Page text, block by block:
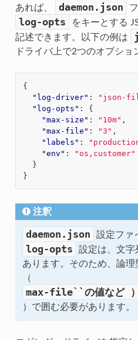
あれば、
daemon.json
log-opts
をキーとする
記述できます。以下の例は
ドライバ上で2つのオプショ
{
"log-driver" : "json-
"log-opts" :
{
"max-size" : "10m" ,
"max-file" : "3" ,
"labels" :
"env" :
"os,customer"
}
}
注釈
daemon.json 設定ファ
log-opts
設定は、文字
あります。そのため、論
（
max-file``の値など
）で囲む必要があります。